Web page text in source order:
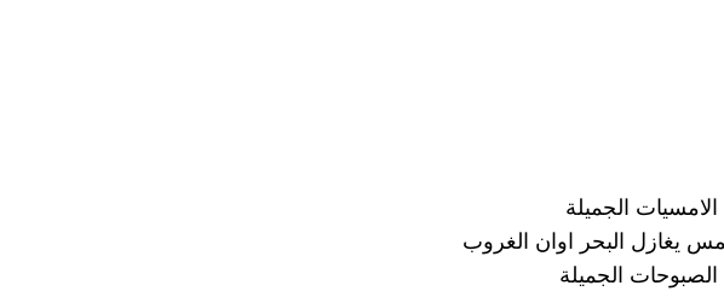
الجميلة
يغازل البحر اوان الغروب
الجميلة